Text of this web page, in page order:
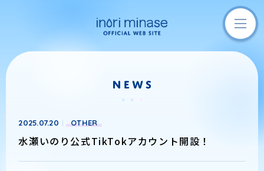
2025.07.20 OTHER
水瀬いのり公式TikTokアカウント開設！